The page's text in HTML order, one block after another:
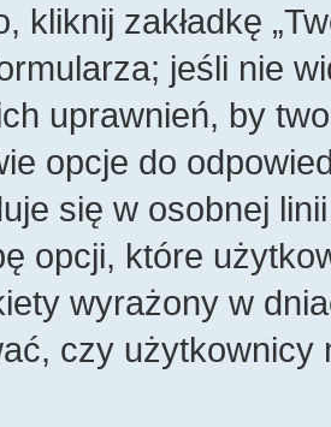
kliknij zakładkę
jeśli nie
uprawnień, by
opcje do
się w osobnej
opcji, które
wyrażony w
czy użytkownicy